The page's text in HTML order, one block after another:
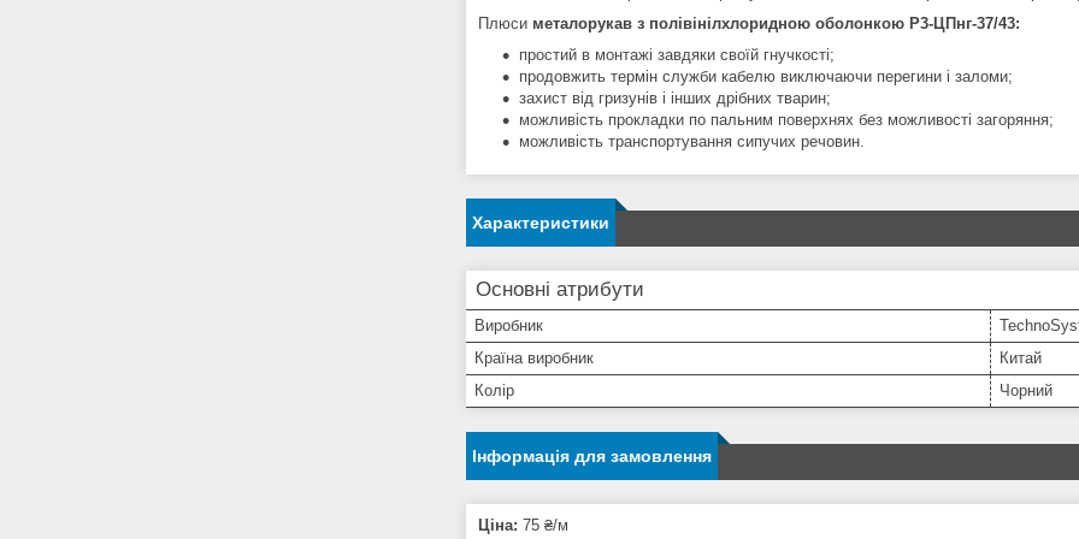
Плюси металорукав з полівінілхлоридною оболонкою Р3-ЦПнг-37/43:
простий в монтажі завдяки своїй гнучкості;
продовжить термін служби кабелю виключаючи перегини і заломи;
захист від гризунів і інших дрібних тварин;
можливість прокладки по пальним поверхнях без можливості загоряння;
можливість транспортування сипучих речовин.
Характеристики
Основні атрибути
Виробник
Країна виробник
Китай
Колір
Чорний
Інформація для замовлення
Ціна: 75 ₴/м